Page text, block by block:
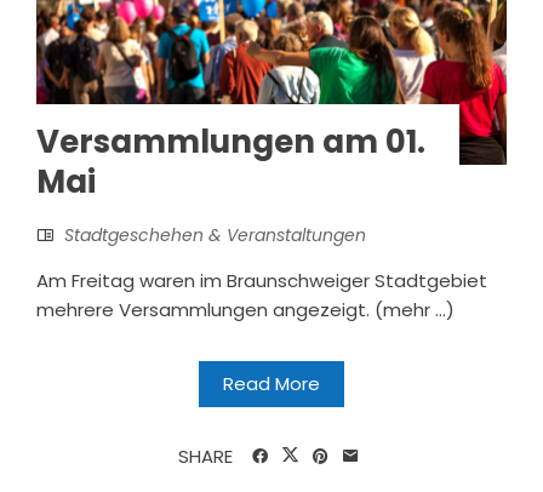
Versammlungen am 01.
Mai
Stadtgeschehen & Veranstaltungen
Am Freitag waren im Braunschweiger Stadtgebiet
mehrere Versammlungen angezeigt. (mehr …)
Read More
SHARE